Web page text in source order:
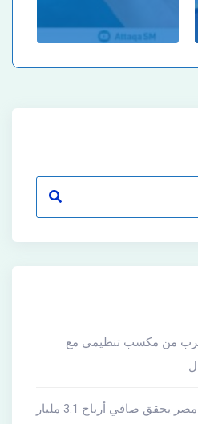
من مكسب تنظيمي مع
البنك الأهلي الكويتي – مصر يحقق صافي أرباح 3.1 مليار